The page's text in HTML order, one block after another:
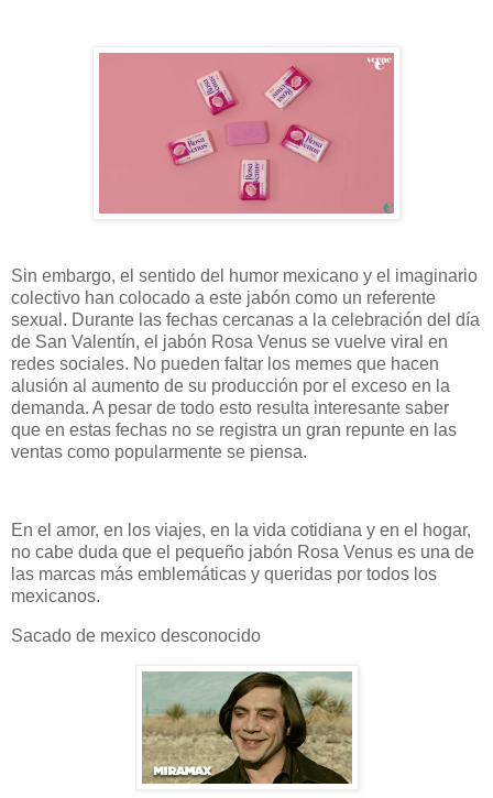
Sin embargo, el sentido del humor mexicano y el imaginario
colectivo han colocado a este jabón como un referente
sexual. Durante las fechas cercanas a la celebración del día
de San Valentín, el jabón Rosa Venus se vuelve viral en
redes sociales. No pueden faltar los memes que hacen
alusión al aumento de su producción por el exceso en la
demanda. A pesar de todo esto resulta interesante saber
que en estas fechas no se registra un gran repunte en las
ventas como popularmente se piensa.
En el amor, en los viajes, en la vida cotidiana y en el hogar,
no cabe duda que el pequeño jabón Rosa Venus es una de
las marcas más emblemáticas y queridas por todos los
mexicanos.
Sacado de mexico desconocido